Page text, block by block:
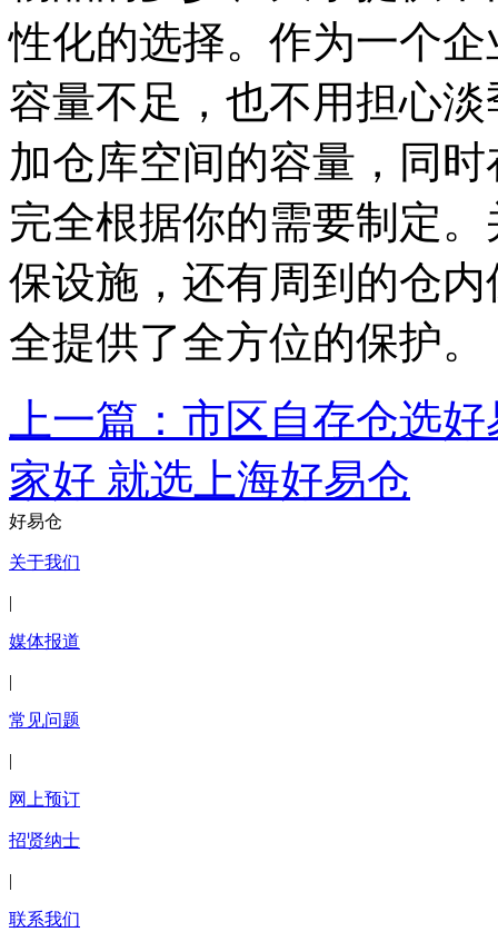
性化的选择。作为一个
容量不足，也不用担心
加仓库空间的容量，同
完全根据你的需要制定
保设施，还有周到的仓
全提供了全方位的保护。
上一篇：市区自存仓选
家好 就选上海好易仓
好易仓
关于我们
|
媒体报道
|
常见问题
|
网上预订
招贤纳士
|
联系我们